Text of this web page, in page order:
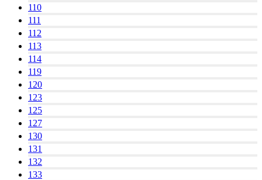
110
111
112
113
114
119
120
123
125
127
130
131
132
133